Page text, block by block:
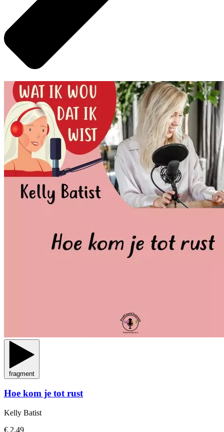
fragment
Hoe kom je tot rust
Kelly Batist
€ 2,49